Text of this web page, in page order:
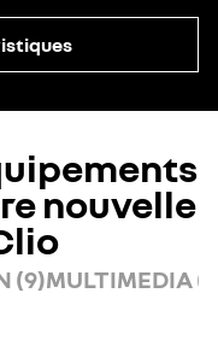
nouvelle
(9)MULTIMEDIA